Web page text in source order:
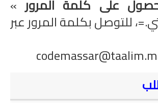
على كلمة المرور»
للتوصل بكلمة المرور عبر